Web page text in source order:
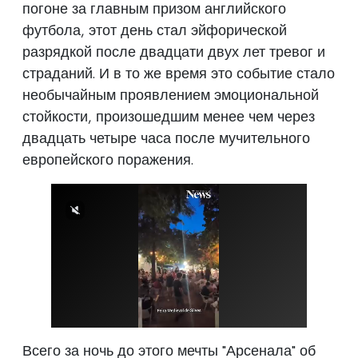
погоне за главным призом английского
футбола, этот день стал эйфорической
разрядкой после двадцати двух лет тревог и
страданий. И в то же время это событие стало
необычайным проявлением эмоциональной
стойкости, произошедшим менее чем через
двадцать четыре часа после мучительного
европейского поражения.
Всего за ночь до этого мечты "Арсенала" об